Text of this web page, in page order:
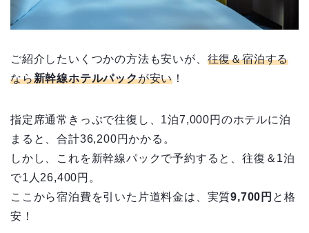
ご紹介したいくつかの方法も安いが、 往復＆宿泊する
なら新幹線ホテルパックが安い ！
指定席通常きっぷで往復し、1泊7,000円のホテルに泊
まると、合計36,200円かかる。
しかし、これを新幹線パックで予約すると、往復＆1泊
で1人26,400円。
ここから宿泊費を引いた片道料金は、実質9,700円 と格
安！